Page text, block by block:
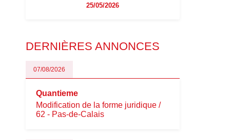
les auto-entrepreneurs, artisans et
évoluent dans un contexte de contrôle
oblige les indépendants à rester
particulièrement vigilants.
25/05/2026
DERNIÈRES ANNONCES
07/08/2026
Quantieme
Modification de la forme juridique /
62 - Pas-de-Calais